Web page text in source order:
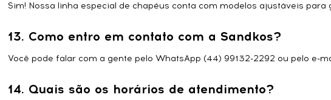
Sim! Nossa linha especial de chapéus conta com modelos ajustáveis
13. Como entro em contato com a Sandkos?
Você pode falar com a gente pelo WhatsApp (44) 99132-2292 ou pelo e-
14. Quais são os horários de atendimento?